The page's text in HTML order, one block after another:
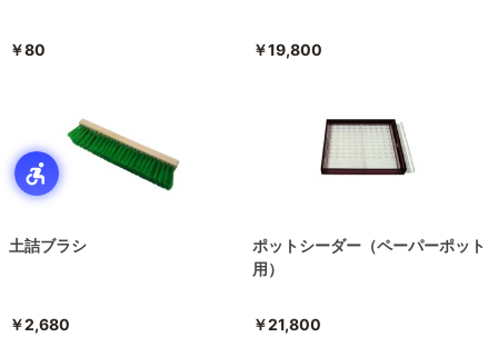
￥80 ￥19,800
土詰ブラシ
￥2,680
ポットシーダー（ペーパーポット
用）
￥21,800